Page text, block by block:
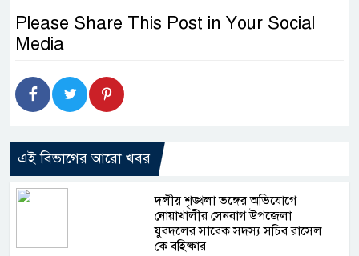
Please Share This Post in Your Social
Media
এই বিভাগের আরো খবর
দলীয় শৃঙ্খলা ভঙ্গের অভিযোগে
নোয়াখালীর সেনবাগ উপজেলা
যুবদলের সাবেক সদস্য সচিব রাসেল
কে বহিষ্কার